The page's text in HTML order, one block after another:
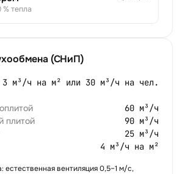
тепла
(СНиП)
3 м³/ч на м² или 30 м³/ч на чел.
60 м³/ч
плитой
90 м³/ч
25 м³/ч
4 м³/ч на м²
естественная вентиляция 0,5–1 м/с,